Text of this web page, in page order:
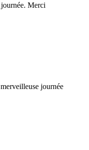
Merci
journée